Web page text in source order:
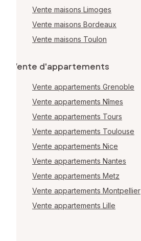
Vente maisons Limoges
Vente maisons Bordeaux
Vente maisons Toulon
Vente d'appartements
Vente appartements Grenoble
Vente appartements Nîmes
Vente appartements Tours
Vente appartements Toulouse
Vente appartements Nice
Vente appartements Nantes
Vente appartements Metz
Vente appartements Montpellier
Vente appartements Lille